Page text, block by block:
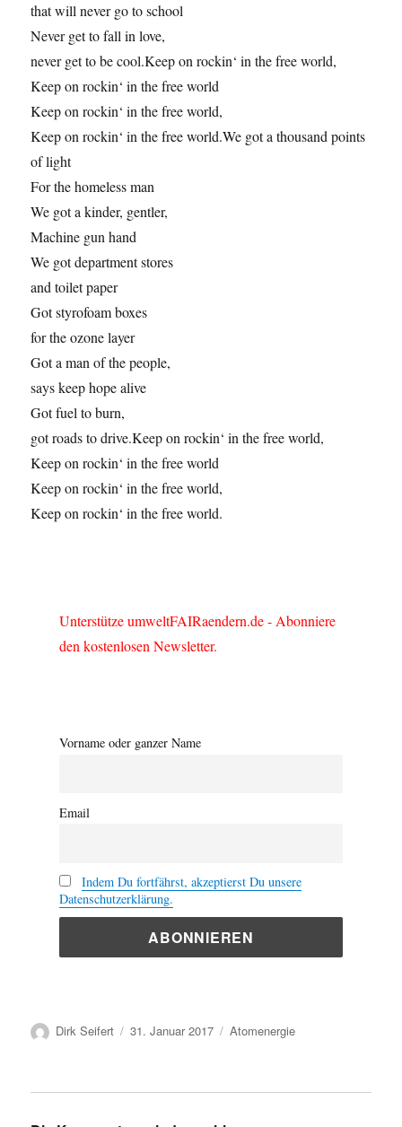
that will never go to school
Never get to fall in love,
never get to be cool.Keep on rockin‘ in the free world,
Keep on rockin‘ in the free world
Keep on rockin‘ in the free world,
Keep on rockin‘ in the free world.We got a thousand points
of light
For the homeless man
We got a kinder, gentler,
Machine gun hand
We got department stores
and toilet paper
Got styrofoam boxes
for the ozone layer
Got a man of the people,
says keep hope alive
Got fuel to burn,
got roads to drive.Keep on rockin‘ in the free world,
Keep on rockin‘ in the free world
Keep on rockin‘ in the free world,
Keep on rockin‘ in the free world.
Unterstütze umweltFAIRaendern.de - Abonniere
den kostenlosen Newsletter.
Vorname oder ganzer Name
Email
Indem Du fortfährst, akzeptierst Du unsere
Datenschutzerklärung.
Autor
Dirk Seifert
Veröffentlicht
31. Januar 2017 Kategorien
Atomenergie